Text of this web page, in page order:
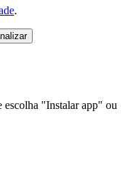
.
escolha "Instalar app" ou